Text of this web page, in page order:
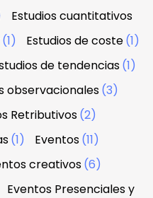
Estudios cuantitativos
(1) Estudios de coste(1)
de tendencias(1)
observacionales(3)
Retributivos(2)
(1) Eventos(11)
creativos(6)
Eventos Presenciales y